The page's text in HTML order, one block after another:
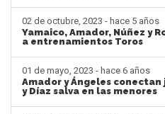
02 de octubre, 2023 - hace 5 años
Yamaico, Amador, Núñez y
a entrenamientos Toros
01 de mayo, 2023 - hace 6 años
Amador y Ángeles conectan
y Díaz salva en las menores